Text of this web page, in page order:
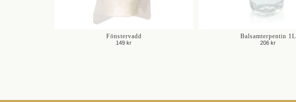
Fönstervadd
149 kr
Balsamterpentin 1L
206 kr